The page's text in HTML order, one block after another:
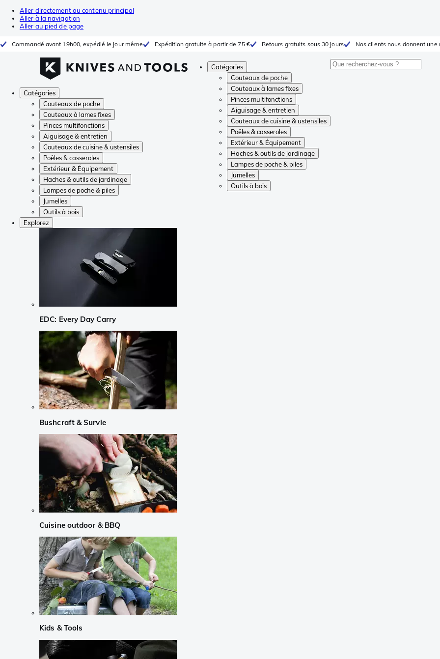
Aller directement au contenu principal
Aller à la navigation
Aller au pied de page
Commandé avant 19h00, expédié le jour même Expédition gratuite à partir de 75 € Retours gratuits sous 30 jours Nos clients nous donnent une
Catégories
Couteaux de poche
Couteaux à lames fixes
Pinces multifonctions
Aiguisage & entretien
Couteaux de cuisine & ustensiles
Poêles & casseroles
Extérieur & Équipement
Haches & outils de jardinage
Lampes de poche & piles
Jumelles
Outils à bois
Catégories
Couteaux de poche
Couteaux à lames fixes
Pinces multifonctions
Aiguisage & entretien
Couteaux de cuisine & ustensiles
Poêles & casseroles
Extérieur & Équipement
Haches & outils de jardinage
Lampes de poche & piles
Jumelles
Outils à bois
Explorez
EDC: Every Day Carry
Bushcraft & Survie
Cuisine outdoor & BBQ
Kids & Tools